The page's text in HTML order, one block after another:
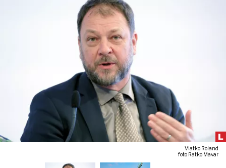
Vlatko Roland
foto Ratko Mavar